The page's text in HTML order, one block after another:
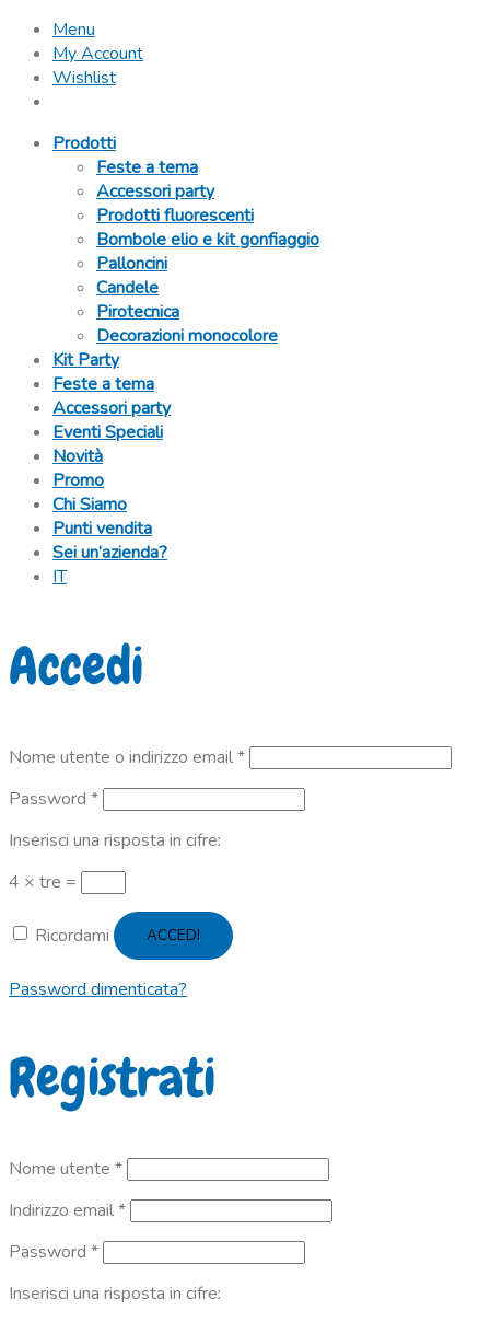
Menu
My Account
Wishlist
Prodotti
Feste a tema
Accessori party
Prodotti fluorescenti
Bombole elio e kit gonfiaggio
Palloncini
Candele
Pirotecnica
Decorazioni monocolore
Kit Party
Feste a tema
Accessori party
Eventi Speciali
Novità
Promo
Chi Siamo
Punti vendita
Sei un’azienda?
IT
Accedi
Nome utente o indirizzo email*Richiesto
Password *Richiesto
Inserisci una risposta in cifre:
4 × tre =
Ricordami ACCEDI
Password dimenticata?
Registrati
Nome utente *Richiesto
Indirizzo email*Richiesto
Password *Richiesto
Inserisci una risposta in cifre: